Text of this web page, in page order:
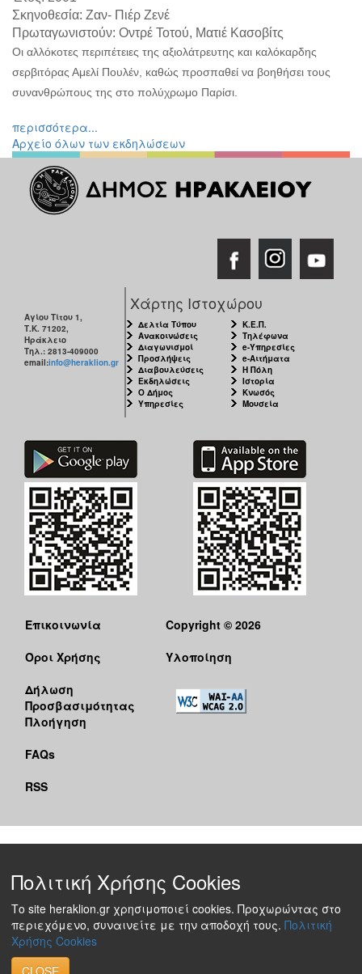
Σκηνοθεσία: Ζαν- Πιέρ Ζενέ
Πρωταγωνιστούν: Οντρέ Τοτού, Ματιέ Κασοβίτς
Οι αλλόκοτες περιπέτειες της αξιολάτρευτης και καλόκαρδης
σερβιτόρας Αμελί Πουλέν, καθώς προσπαθεί να βοηθήσει τους
συνανθρώπους της στο πολύχρωμο Παρίσι.
περισσότερα...
Αρχείο όλων των εκδηλώσεων
Αγίου Τίτου 1,
Τ.Κ. 71202,
Ηράκλειο
Τηλ.: 2813-409000
email:info@heraklion.gr
Χάρτης Ιστοχώρου
Δελτία Τύπου
Ανακοινώσεις
Διαγωνισμοί
Προσλήψεις
Διαβουλεύσεις
Εκδηλώσεις
Ο Δήμος
Υπηρεσίες
Κ.Ε.Π.
Τηλέφωνα
e-Υπηρεσίες
e-Αιτήματα
Η Πόλη
Ιστορία
Κνωσός
Μουσεία
Επικοινωνία
Όροι Χρήσης
Δήλωση
Προσβασιμότητας
Πλοήγηση
FAQs
RSS
Copyright © 2026
Υλοποίηση
Πολιτική Χρήσης Cookies
Το site heraklion.gr χρησιμοποιεί cookies. Προχωρώντας στο
περιεχόμενο, συναινείτε με την αποδοχή τους. Πολιτική
Χρήσης Cookies
CLOSE